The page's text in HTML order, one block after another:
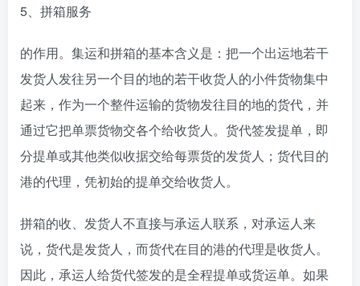
5、拼箱服务
的作用。集运和拼箱的基本含义是：把一个出运地若干
发货人发往另一个目的地的若干收货人的小件货物集中
起来，作为一个整件运输的货物发往目的地的货代，并
通过它把单票货物交各个给收货人。货代签发提单，即
分提单或其他类似收据交给每票货的发货人；货代目的
港的代理，凭初始的提单交给收货人。
拼箱的收、发货人不直接与承运人联系，对承运人来
说，货代是发货人，而货代在目的港的代理是收货人。
因此，承运人给货代签发的是全程提单或货运单。如果